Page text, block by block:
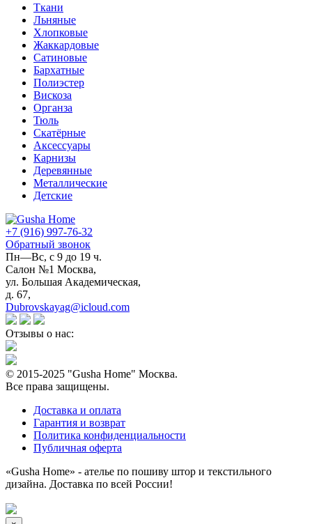
Ткани
Льняные
Хлопковые
Жаккардовые
Сатиновые
Бархатные
Полиэстер
Вискоза
Органза
Тюль
Скатёрные
Аксессуары
Карнизы
Деревянные
Металлические
Детские
+7 (916) 997-76-32
Обратный звонок
Пн—Вс, с 9 до 19 ч.
Салон №1 Москва,
ул. Большая Академическая,
д. 67,
Dubrovskayag@icloud.com
Отзывы о нас:
© 2015-2025 "Gusha Home" Москва.
Все права защищены.
Доставка и оплата
Гарантия и возврат
Политика конфиденциальности
Публичная оферта
«Gusha Home» - ателье по пошиву штор и текстильного
дизайна. Доставка по всей России!